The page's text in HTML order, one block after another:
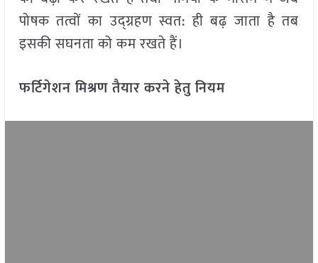
पोषक तत्वों का उद्ग्रहण स्वत: ही बढ़ जाता है तब
इसकी सघनता को कम रखते हैं।
फर्टिगेशन मिश्रण तैयार करने हेतु नियम